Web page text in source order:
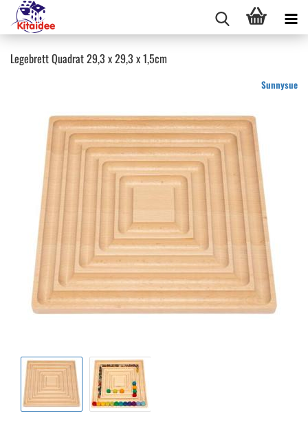
Legebrett Quadrat 29,3 x 29,3 x 1,5cm
Sunnysue